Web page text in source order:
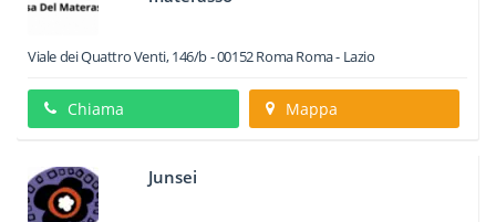
Viale dei Quattro Venti, 146/b-00152RomaRoma - Lazio
Chiama Mappa
Junsei